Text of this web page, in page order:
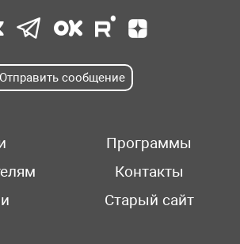
Отправить сообщение
Программы
Контакты
Старый сайт